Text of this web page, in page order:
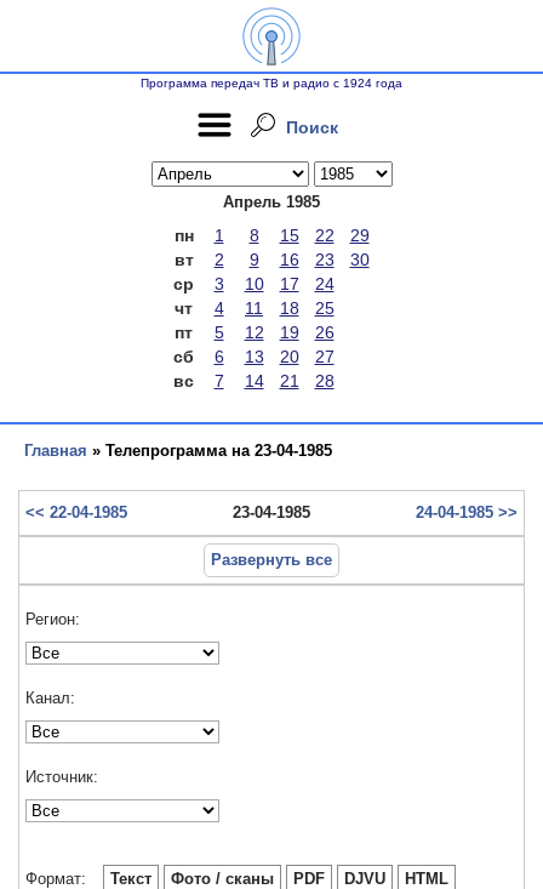
Программа передач ТВ и радио с 1924 года
Поиск
Апрель 1985
пн 1 8 15 22
29
вт
2 9 16 23
30
ср
3 10 17
24
чт
4 11 18
25
пт
5 12 19
26
сб
6 13 20
27
вс
7 14 21 28
Главная » Телепрограмма на 23-04-1985
<< 22-04-1985 23-04-1985 24-04-1985 >>
Развернуть все
Регион:
Канал:
Источник:
Формат: Текст Фото / сканы PDF DJVU HTML